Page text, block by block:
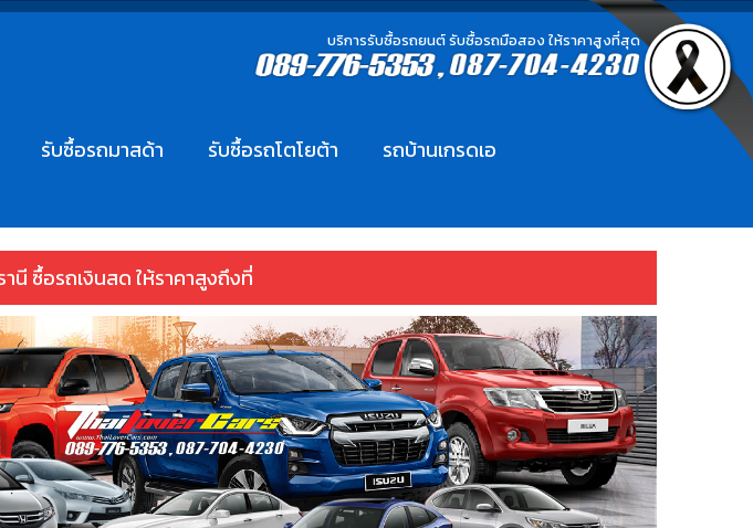
บริการรับซื้อรถยนต์ รับซื้อรถมือสอง ให้ราคาสูงที่สุด
รับซื้อรถมาสด้า รับซื้อรถโตโยต้า รถบ้านเกรดเอ
นี ซื้อรถเงินสด ให้ราคาสูงถึงที่